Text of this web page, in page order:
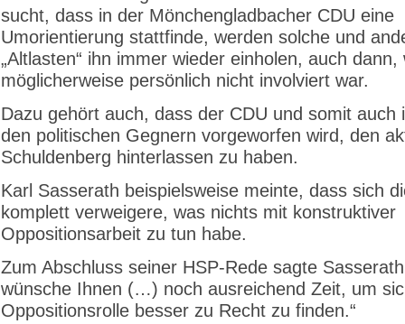
sucht, dass in der Mönchengladbacher CDU eine
Umorientierung stattfinde, werden solche und
„Altlasten“ ihn immer wieder einholen, auch dann,
möglicherweise persönlich nicht involviert war.
Dazu gehört auch, dass der CDU und somit auch
den politischen Gegnern vorgeworfen wird, den
Schuldenberg hinterlassen zu haben.
Karl Sasserath beispielsweise meinte, dass sich
komplett verweigere, was nichts mit konstruktiver
Oppositionsarbeit zu tun habe.
Zum Abschluss seiner HSP-Rede sagte
wünsche Ihnen (…) noch ausreichend Zeit, um
Oppositionsrolle besser zu Recht zu finden.“